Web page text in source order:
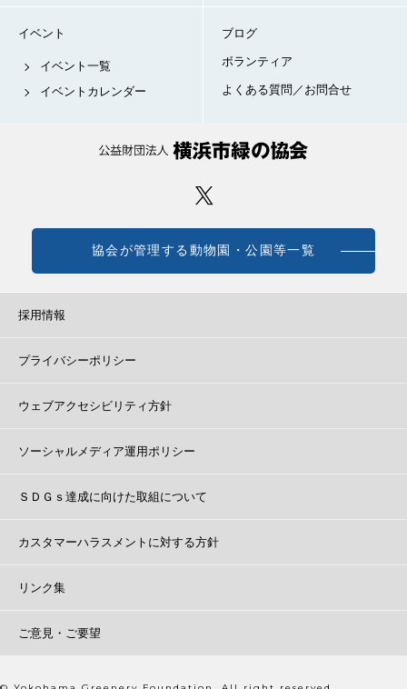
イベント
イベント一覧
イベントカレンダー
ブログ
ボランティア
よくある質問／お問合せ
協会が管理する動物園・公園等一覧
採用情報
プライバシーポリシー
ウェブアクセシビリティ方針
ソーシャルメディア運用ポリシー
ＳＤＧｓ達成に向けた取組について
カスタマーハラスメントに対する方針
リンク集
ご意見・ご要望